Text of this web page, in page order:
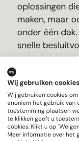
oplossingen
maken, maar
onder één
snelle
Volledig
Ook productie
op de
Onze
architecten,
Wij gebruiken cookies
Wij gebruiken cookies
anoniem het gebruik van
toestemming plaatsen
te klikken geeft u
cookies. Klikt u op
Meer informatie over het